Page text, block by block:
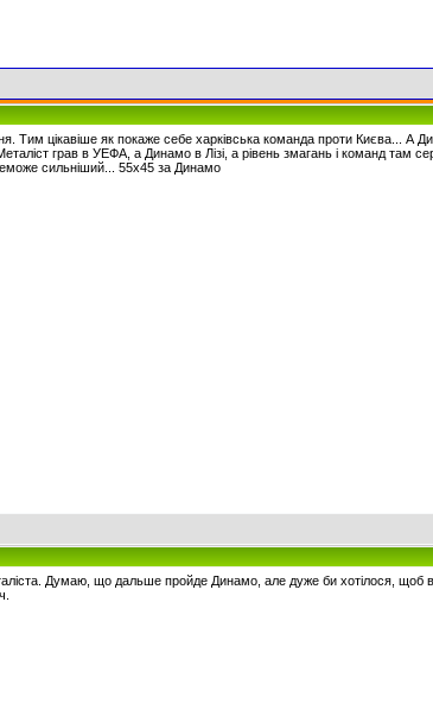
Тим цікавіше як покаже себе харківська команда проти Києва... А
грав в УЕФА, а Динамо в Лізі, а рівень змагань і команд там
сильніший... 55х45 за Динамо
Думаю, що дальше пройде Динамо, але дуже би хотілося, щоб